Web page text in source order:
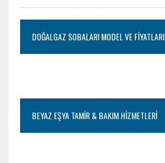
DOĞALGAZ SOBALARI MODEL VE FIYATLARI
BEYAZ EŞYA TAMIR & BAKIM HIZMETLERI